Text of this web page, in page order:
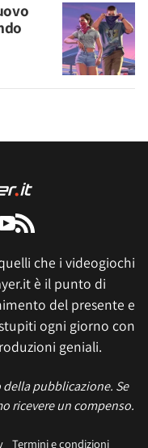
che i videogiochi
è il punto di
del presente e
ogni giorno con
geniali.
pubblicazione. Se
ricevere un compenso.
Termini e condizioni